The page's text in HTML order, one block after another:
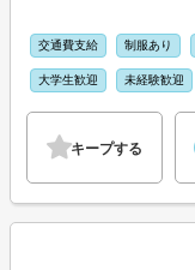
交通費支給 制服あり
大学生歓迎 未経験歓迎
キープする